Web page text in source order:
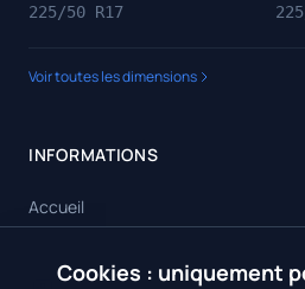
225/50 R17
Voir toutes les dimensions
INFORMATIONS
Accueil
Toutes les marques
Cookies : uniquement